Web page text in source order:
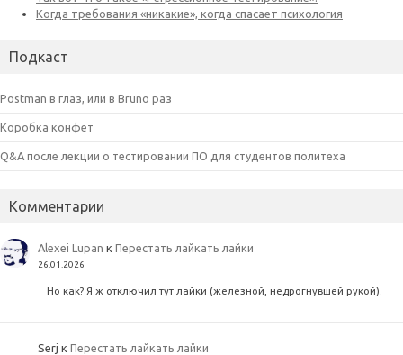
Подкаст
Postman в глаз, или в Bruno раз
Коробка конфет
Q&A после лекции о тестировании ПО для студентов политеха
Комментарии
Alexei Lupan кПерестать лайкать лайки
26.01.2026
Но как? Я ж отключил тут лайки (железной, недрогнувшей рукой).
Serj кПерестать лайкать лайки